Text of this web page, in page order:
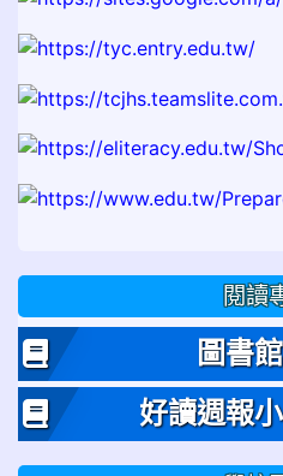
閱讀
圖書
好讀週報